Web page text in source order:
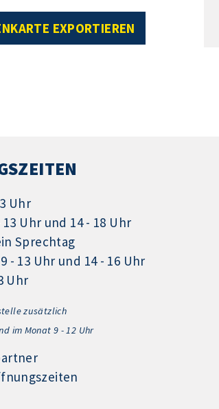
EXPORTIEREN
Uhr
Uhr und 14 - 18 Uhr
Sprechtag
- 13 Uhr und 14 - 16 Uhr
Uhr
zusätzlich
im Monat 9 - 12 Uhr